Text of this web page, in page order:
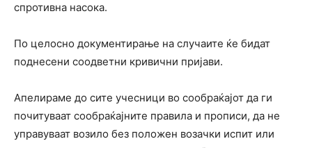
спротивна насока.
По целосно документирање на случаите ќе бидат
поднесени соодветни кривични пријави.
Апелираме до сите учесници во сообраќајот да ги
почитуваат сообраќајните правила и прописи, да не
управуваат возило без положен возачки испит или